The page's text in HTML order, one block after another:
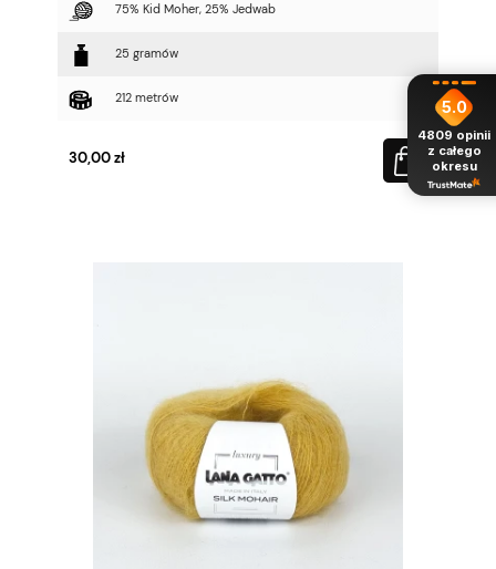
75% Kid Moher, 25% Jedwab
25 gramów
212 metrów
30,00 zł
5.0
4809 opinii
z całego
okresu